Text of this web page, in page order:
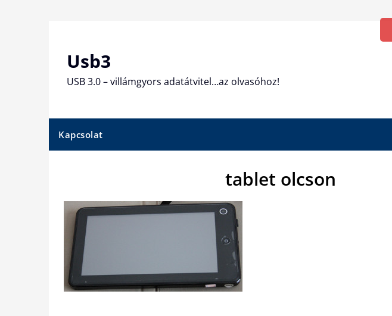
Usb3
USB 3.0 – villámgyors adatátvitel…az olvasóhoz!
Kapcsolat
tablet olcson